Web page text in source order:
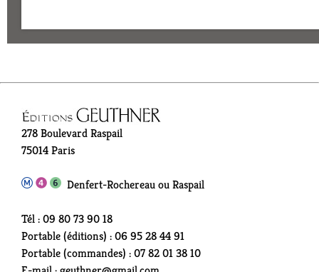
278 Boulevard Raspail
75014 Paris
Denfert-Rochereau ou Raspail
Tél : 09 80 73 90 18
Portable (éditions) : 06 95 28 44 91
Portable (commandes) : 07 82 01 38 10